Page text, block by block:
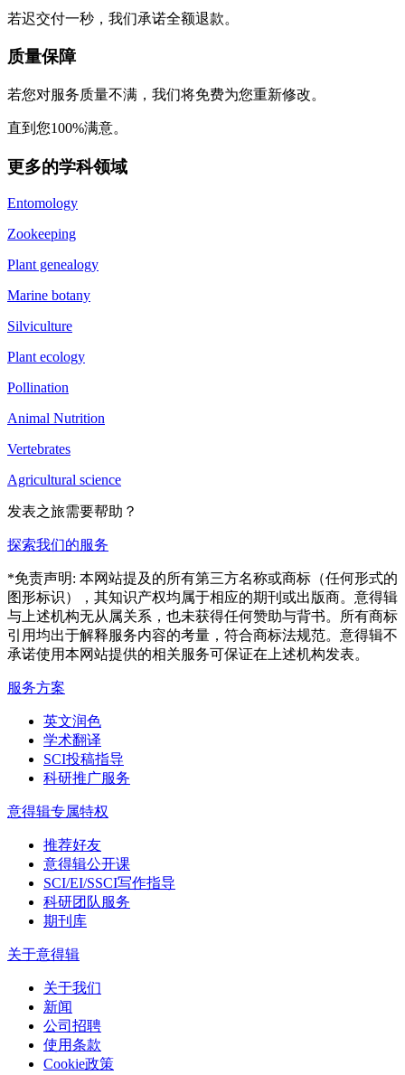
若迟交付一秒，我们承诺全额退款。
质量保障
若您对服务质量不满，我们将免费为您重新修改。
直到您100%满意。
更多的学科领域
Entomology
Zookeeping
Plant genealogy
Marine botany
Silviculture
Plant ecology
Pollination
Animal Nutrition
Vertebrates
Agricultural science
发表之旅需要帮助？
探索我们的服务
*免责声明: 本网站提及的所有第三方名称或商标（任何形式的
图形标识），其知识产权均属于相应的期刊或出版商。意得辑
与上述机构无从属关系，也未获得任何赞助与背书。所有商标
引用均出于解释服务内容的考量，符合商标法规范。意得辑不
承诺使用本网站提供的相关服务可保证在上述机构发表。
服务方案
英文润色
学术翻译
SCI投稿指导
科研推广服务
意得辑专属特权
推荐好友
意得辑公开课
SCI/EI/SSCI写作指导
科研团队服务
期刊库
关于意得辑
关于我们
新闻
公司招聘
使用条款
Cookie政策